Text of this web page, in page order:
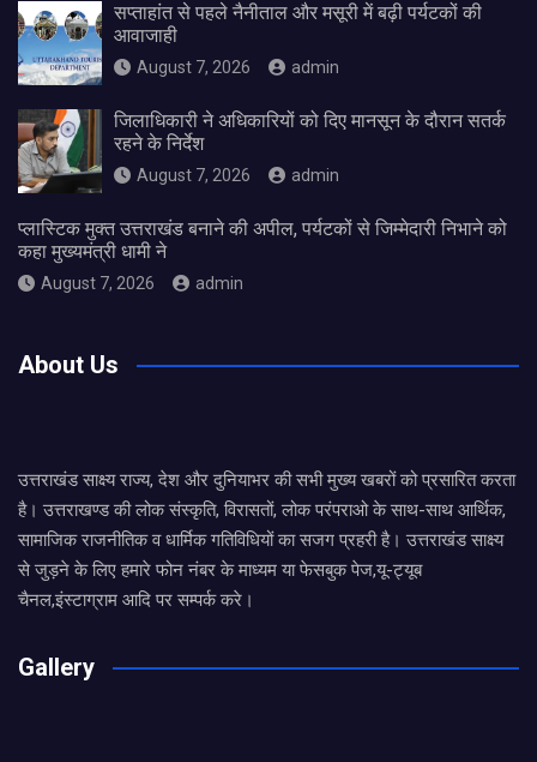
सप्ताहांत से पहले नैनीताल और मसूरी में बढ़ी पर्यटकों की
आवाजाही
August 7, 2026 admin
जिलाधिकारी ने अधिकारियों को दिए मानसून के दौरान सतर्क
रहने के निर्देश
August 7, 2026 admin
प्लास्टिक मुक्त उत्तराखंड बनाने की अपील, पर्यटकों से जिम्मेदारी निभाने को
कहा मुख्यमंत्री धामी ने
August 7, 2026 admin
About Us
उत्तराखंड साक्ष्य राज्य, देश और दुनियाभर की सभी मुख्य खबरों को प्रसारित करता
है। उत्तराखण्ड की लोक संस्कृति, विरासतों, लोक परंपराओ के साथ-साथ आर्थिक,
सामाजिक राजनीतिक व धार्मिक गतिविधियों का सजग प्रहरी है। उत्तराखंड साक्ष्य
से जुड़ने के लिए हमारे फोन नंबर के माध्यम या फेसबुक पेज,यू-ट्यूब
चैनल,इंस्टाग्राम आदि पर सम्पर्क करे।
Gallery